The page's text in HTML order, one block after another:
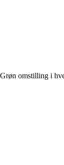
Grøn omstilling i